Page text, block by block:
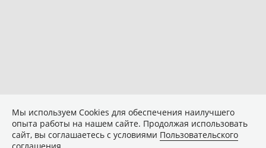
Мы используем Сookies для обеспечения наилучшего
опыта работы на нашем сайте. Продолжая использовать
сайт, вы соглашаетесь с условиями Пользовательского